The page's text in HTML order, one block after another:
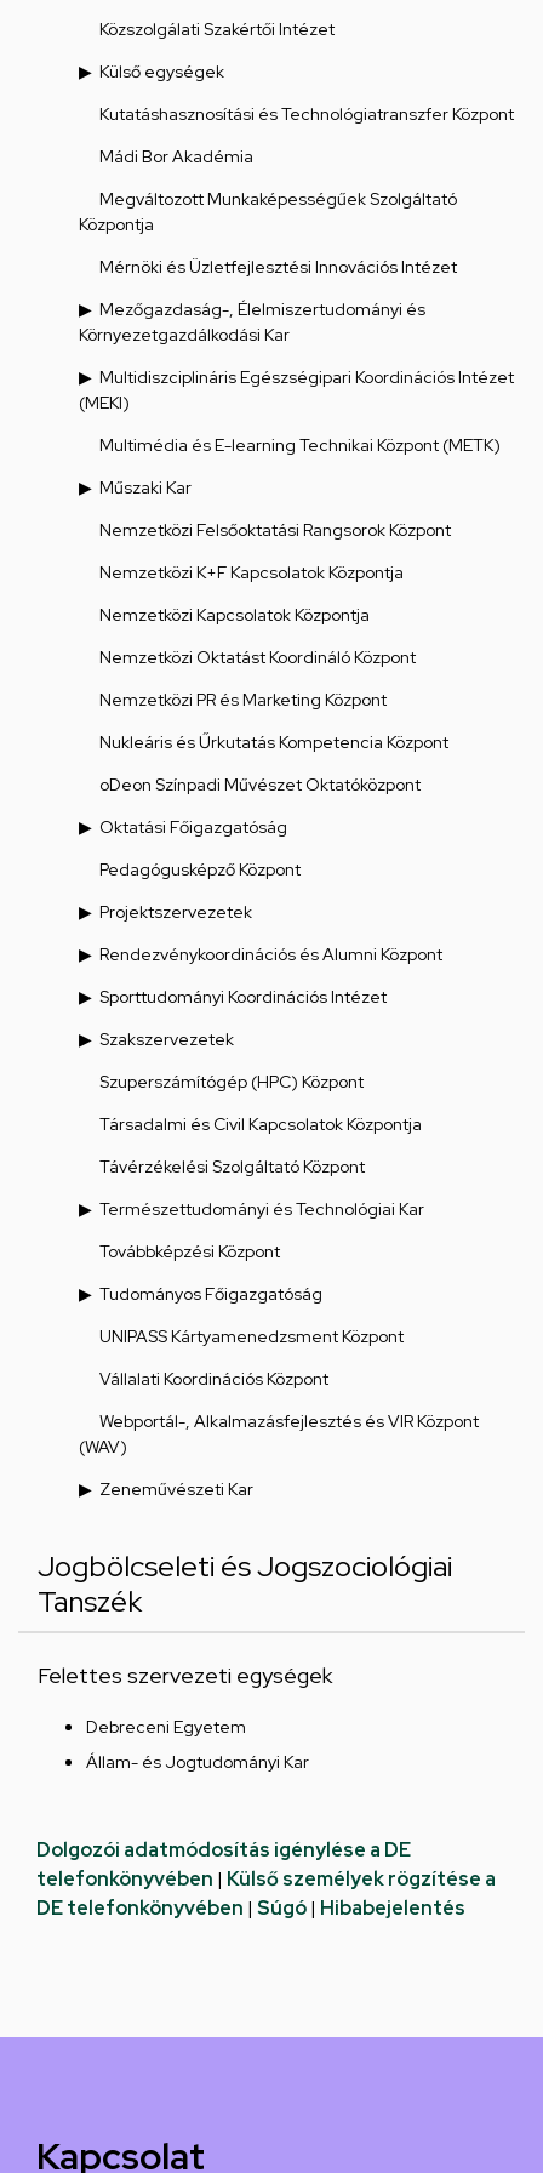
Közszolgálati Szakértői Intézet
Külső egységek
Kutatáshasznosítási és Technológiatranszfer Központ
Mádi Bor Akadémia
Megváltozott Munkaképességűek Szolgáltató
Központja
Mérnöki és Üzletfejlesztési Innovációs Intézet
Mezőgazdaság-, Élelmiszertudományi és
Környezetgazdálkodási Kar
Multidiszciplináris Egészségipari Koordinációs Intézet
(MEKI)
Multimédia és E-learning Technikai Központ (METK)
Műszaki Kar
Nemzetközi Felsőoktatási Rangsorok Központ
Nemzetközi K+F Kapcsolatok Központja
Nemzetközi Kapcsolatok Központja
Nemzetközi Oktatást Koordináló Központ
Nemzetközi PR és Marketing Központ
Nukleáris és Űrkutatás Kompetencia Központ
oDeon Színpadi Művészet Oktatóközpont
Oktatási Főigazgatóság
Pedagógusképző Központ
Projektszervezetek
Rendezvénykoordinációs és Alumni Központ
Sporttudományi Koordinációs Intézet
Szakszervezetek
Szuperszámítógép (HPC) Központ
Társadalmi és Civil Kapcsolatok Központja
Távérzékelési Szolgáltató Központ
Természettudományi és Technológiai Kar
Továbbképzési Központ
Tudományos Főigazgatóság
UNIPASS Kártyamenedzsment Központ
Vállalati Koordinációs Központ
Webportál-, Alkalmazásfejlesztés és VIR Központ
(WAV)
Zeneművészeti Kar
Jogbölcseleti és Jogszociológiai
Tanszék
Felettes szervezeti egységek
Debreceni Egyetem
Állam- és Jogtudományi Kar
Dolgozói adatmódosítás igénylése a DE
telefonkönyvében | Külső személyek rögzítése a
DE telefonkönyvében | Súgó| Hibabejelentés
Kapcsolat